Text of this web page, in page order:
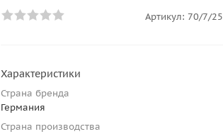
Артикул: 70/7/25
Характеристики
Страна бренда
Германия
Страна производства